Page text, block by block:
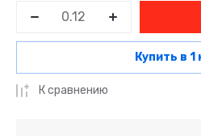
Купить в 1
К сравнению